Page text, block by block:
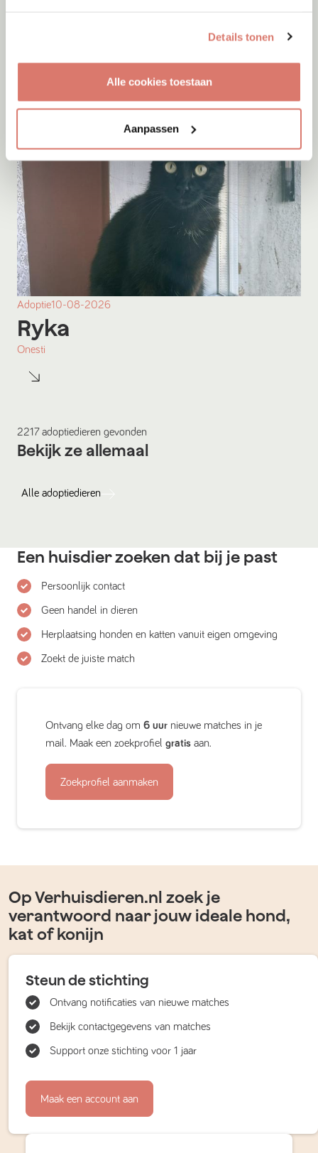
Details tonen
Alle cookies toestaan
Aanpassen
Adoptie10-08-2026
Ryka
Onesti
2217 adoptiedieren gevonden
Bekijk ze allemaal
Alle adoptiedieren
Een huisdier zoeken dat bij je past
Persoonlijk contact
Geen handel in dieren
Herplaatsing honden en katten vanuit eigen omgeving
Zoekt de juiste match
Ontvang elke dag om 6 uur nieuwe matches in je
mail. Maak een zoekprofiel gratis aan.
Zoekprofiel aanmaken
Op Verhuisdieren.nl zoek je
verantwoord naar jouw ideale hond,
kat of konijn
Steun de stichting
Ontvang notificaties van nieuwe matches
Bekijk contactgegevens van matches
Support onze stichting voor 1 jaar
Maak een account aan